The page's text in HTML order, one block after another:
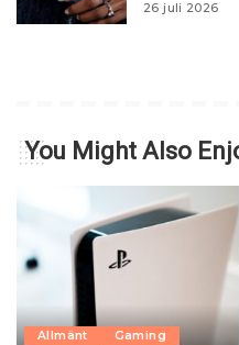
26 juli 2026
You Might Also
Allmänt Gaming